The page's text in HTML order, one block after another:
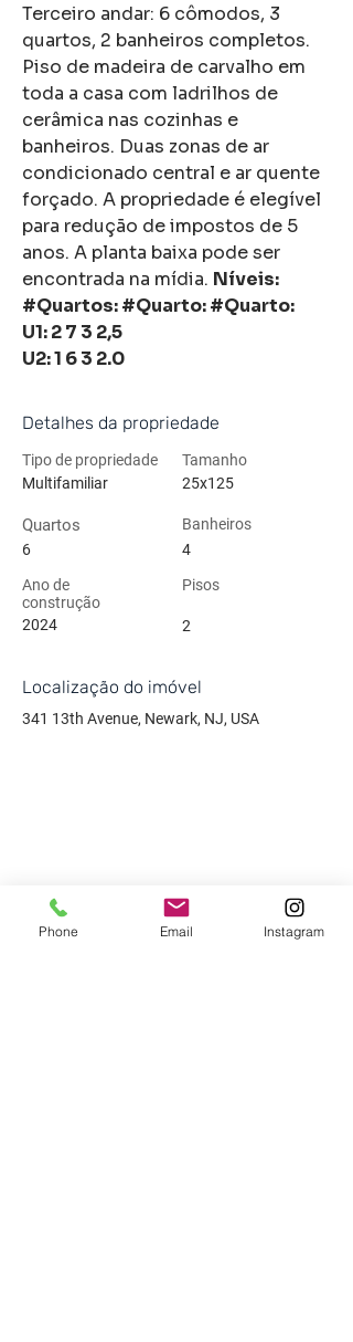
Terceiro andar: 6 cômodos, 3
quartos, 2 banheiros completos.
Piso de madeira de carvalho em
toda a casa com ladrilhos de
cerâmica nas cozinhas e
banheiros. Duas zonas de ar
condicionado central e ar quente
forçado. A propriedade é elegível
para redução de impostos de 5
anos. A planta baixa pode ser
encontrada na mídia. Níveis:
#Quartos: #Quarto: #Quarto:
U1: 2 7 3 2,5
U2: 1 6 3 2.0
Detalhes da propriedade
Tipo de propriedade
Multifamiliar
Quartos
6
Ano de
construção
2024
Tamanho
25x125
Banheiros
4
Pisos
2
Localização do imóvel
341 13th Avenue, Newark, NJ, USA
Phone Email Instagram